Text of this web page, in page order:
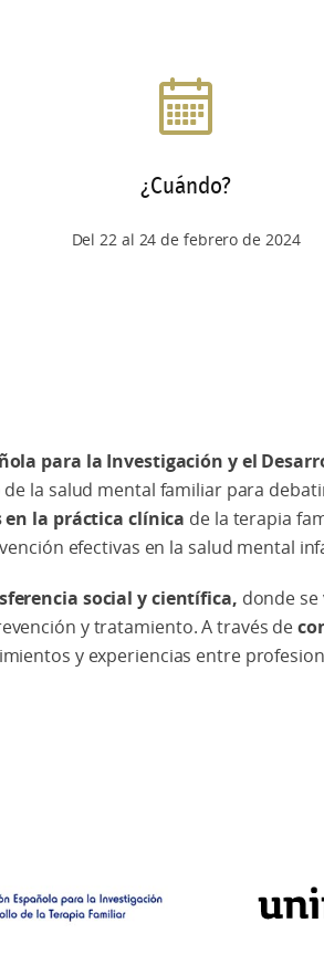
¿Cuándo?
Del 22 al 24 de febrero de 2024
para la Investigación y el
la salud mental familiar para
en la práctica clínica de la terapia
efectivas en la salud mental
social y científica, donde
y tratamiento. A través de
y experiencias entre